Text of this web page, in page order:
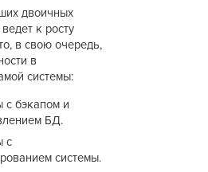
двоичных
к росту
в свою очередь,
в
системы:
с бэкапом и
БД.
с
системы.